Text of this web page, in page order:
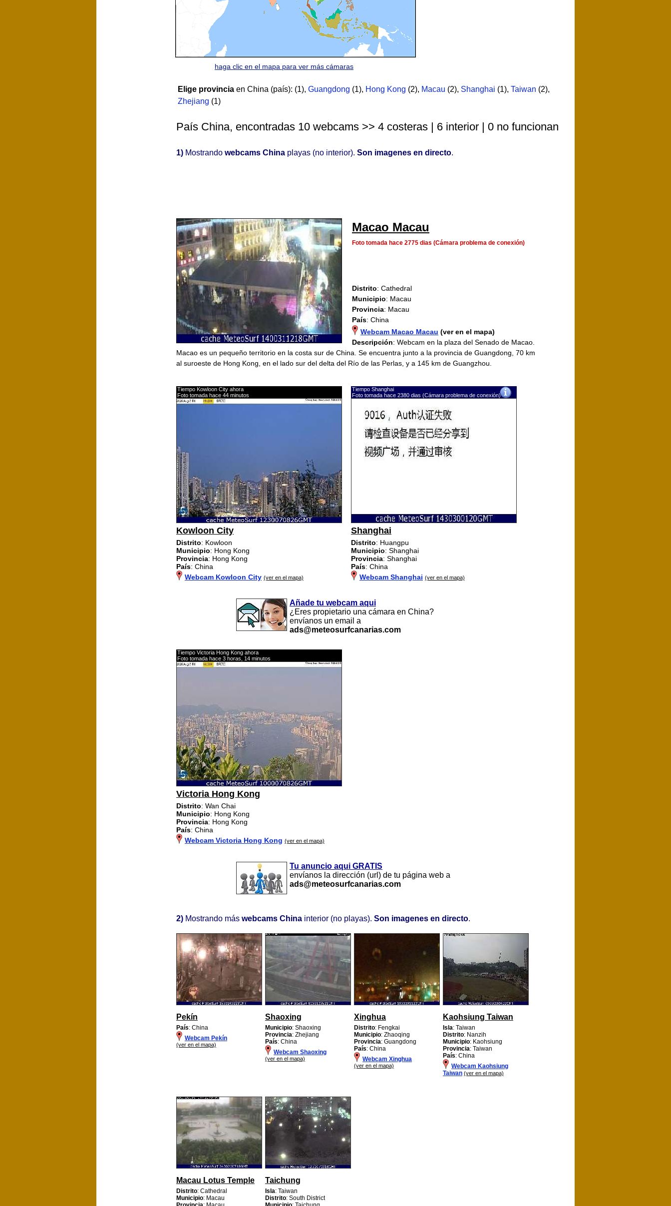
haga clic en el mapa para ver más cámaras
Elige provincia en China (país): (1), Guangdong (1), Hong Kong (2), Macau (2), Shanghai (1), Taiwan (2),
Zhejiang (1)
País China, encontradas 10 webcams >> 4 costeras | 6 interior | 0 no funcionan
1) Mostrando webcams China playas (no interior). Son imagenes en directo.
Macao Macau
Foto tomada hace 2775 dias (Cámara problema de conexión)
Distrito: Cathedral
Municipio: Macau
Provincia: Macau
País: China
Webcam Macao Macau (ver en el mapa)
Descripción: Webcam en la plaza del Senado de Macao.
Macao es un pequeño territorio en la costa sur de China. Se encuentra junto a la provincia de Guangdong, 70 km
al suroeste de Hong Kong, en el lado sur del delta del Río de las Perlas, y a 145 km de Guangzhou.
Tiempo Kowloon City ahora
Foto tomada hace 44 minutos
Kowloon City
Distrito: Kowloon
Municipio: Hong Kong
Provincia: Hong Kong
País: China
Webcam Kowloon City (ver en el mapa)
Tiempo Shanghai
Foto tomada hace 2380 dias (Cámara problema de conexión)
Shanghai
Distrito: Huangpu
Municipio: Shanghai
Provincia: Shanghai
País: China
Webcam Shanghai (ver en el mapa)
Añade tu webcam aqui
¿Eres propietario una cámara en China?
envíanos un email a
ads@meteosurfcanarias.com
Tiempo Victoria Hong Kong ahora
Foto tomada hace 3 horas, 14 minutos
Victoria Hong Kong
Distrito: Wan Chai
Municipio: Hong Kong
Provincia: Hong Kong
País: China
Webcam Victoria Hong Kong (ver en el mapa)
Tu anuncio aqui GRATIS
envíanos la dirección (url) de tu página web a
ads@meteosurfcanarias.com
2) Mostrando más webcams China interior (no playas). Son imagenes en directo.
Pekín
País: China
Webcam Pekín
(ver en el mapa)
Shaoxing
Municipio: Shaoxing
Provincia: Zhejiang
País: China
Webcam Shaoxing
(ver en el mapa)
Xinghua
Distrito: Fengkai
Municipio: Zhaoqing
Provincia: Guangdong
País: China
Webcam Xinghua
(ver en el mapa)
Kaohsiung Taiwan
Isla: Taiwan
Distrito: Nanzih
Municipio: Kaohsiung
Provincia: Taiwan
País: China
Webcam Kaohsiung
Taiwan (ver en el mapa)
Macau Lotus Temple
Distrito: Cathedral
Municipio: Macau
Taichung
Isla: Taiwan
Distrito: South District